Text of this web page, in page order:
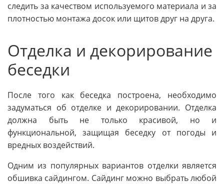
следить за качеством используемого материала и за
плотностью монтажа досок или щитов друг на друга.
Отделка и декорирование
беседки
После того как беседка построена, необходимо
задуматься об отделке и декорировании. Отделка
должна быть не только красивой, но и
функциональной, защищая беседку от погоды и
вредных воздействий.
Одним из популярных вариантов отделки является
обшивка сайдингом. Сайдинг можно выбрать любой